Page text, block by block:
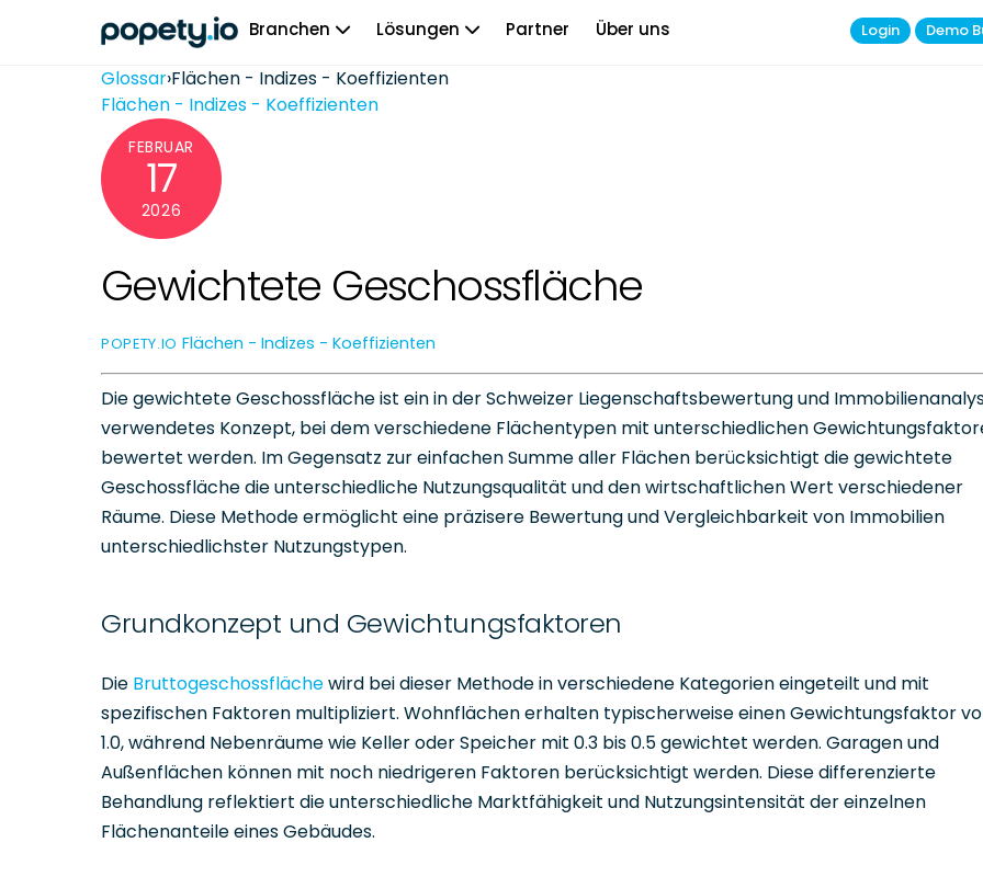
Branchen Lösungen Partner Über uns Login Demo
Glossar›Flächen - Indizes - Koeffizienten
Flächen - Indizes - Koeffizienten
FEBRUAR
17
2026
Gewichtete Geschossfläche
POPETY.IO Flächen - Indizes - Koeffizienten
Die gewichtete Geschossfläche ist ein in der Schweizer Liegenschaftsbewertung und
verwendetes Konzept, bei dem verschiedene Flächentypen mit unterschiedlichen
bewertet werden. Im Gegensatz zur einfachen Summe aller Flächen berücksichtigt die gewichtete
Geschossfläche die unterschiedliche Nutzungsqualität und den wirtschaftlichen Wert verschiedener
Räume. Diese Methode ermöglicht eine präzisere Bewertung und Vergleichbarkeit von Immobilien
unterschiedlichster Nutzungstypen.
Grundkonzept und Gewichtungsfaktoren
Die Bruttogeschossflächewird bei dieser Methode in verschiedene Kategorien eingeteilt und mit
spezifischen Faktoren multipliziert. Wohnflächen erhalten typischerweise einen Gewichtungsfaktor
1.0, während Nebenräume wie Keller oder Speicher mit 0.3 bis 0.5 gewichtet werden. Garagen und
Außenflächen können mit noch niedrigeren Faktoren berücksichtigt werden. Diese differenzierte
Behandlung reflektiert die unterschiedliche Marktfähigkeit und Nutzungsintensität der einzelnen
Flächenanteile eines Gebäudes.